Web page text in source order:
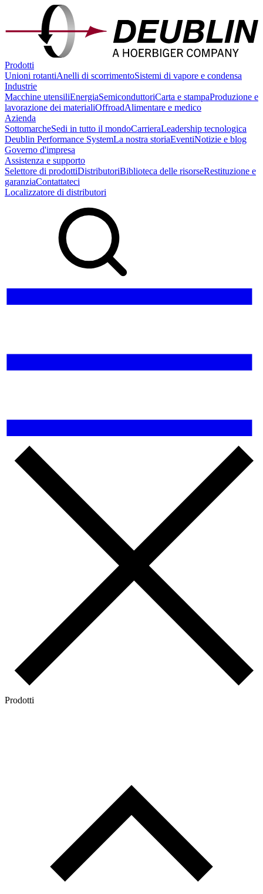
Prodotti
Unioni rotantiAnelli di scorrimentoSistemi di vapore e condensa
Industrie
Macchine utensiliEnergiaSemiconduttoriCarta e stampaProduzione e
lavorazione dei materialiOffroadAlimentare e medico
Azienda
SottomarcheSedi in tutto il mondoCarrieraLeadership tecnologica
Deublin Performance SystemLa nostra storiaEventiNotizie e blog
Governo d'impresa
Assistenza e supporto
Selettore di prodottiDistributoriBiblioteca delle risorseRestituzione e
garanziaContattateci
Localizzatore di distributori
Prodotti